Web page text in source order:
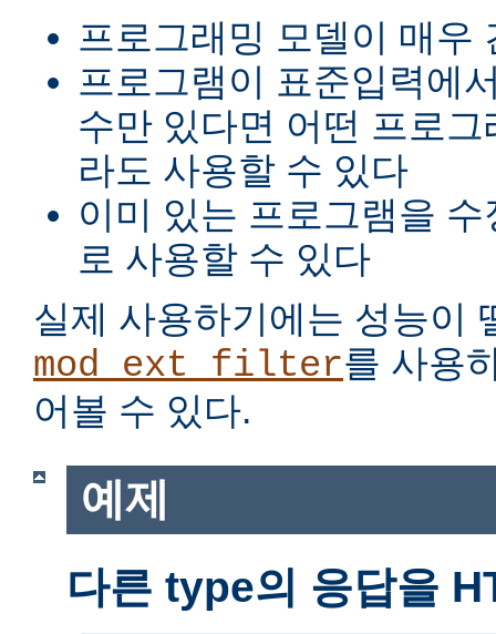
프로그래밍 모델이 매우
프로그램이 표준입력에
수만 있다면 어떤 프로
라도 사용할 수 있다
이미 있는 프로그램을
로 사용할 수 있다
실제 사용하기에는 성능이
mod_ext_filter를 사용
어볼 수 있다.
예제
다른 type의 응답을